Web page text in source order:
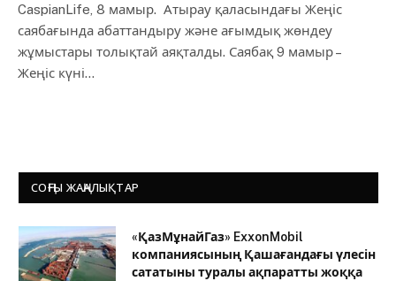
CaspianLife, 8 мамыр. Атырау қаласындағы Жеңіс
саябағында абаттандыру және ағымдық жөндеу
жұмыстары толықтай аяқталды. Саябақ 9 мамыр –
Жеңіс күні…
СОҢҒЫ ЖАҢАЛЫҚТАР
«ҚазМұнайГаз» ExxonMobil
компаниясының Қашағандағы үлесін
сататыны туралы ақпаратты жоққа